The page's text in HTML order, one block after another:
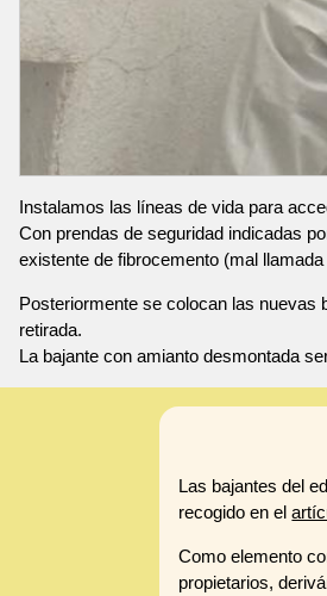
Instalamos las líneas de vida para
Con prendas de seguridad indicadas
existente de fibrocemento (mal llamada
Posteriormente se colocan las nuevas
retirada.
La bajante con amianto desmontada
Las bajantes del
recogido en el
Como elemento
propietarios,